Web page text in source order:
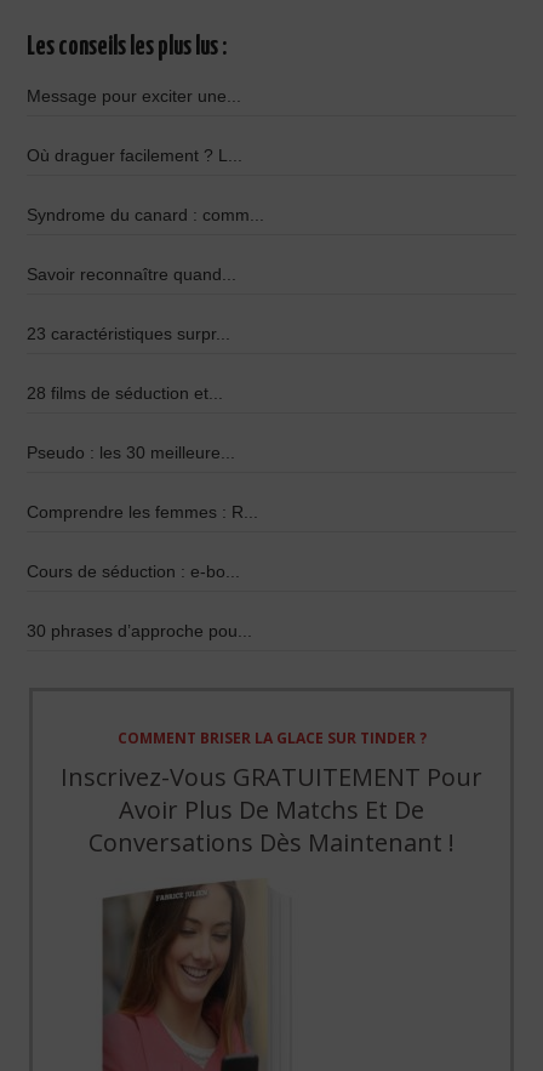
Les conseils les plus lus :
Message pour exciter une...
Où draguer facilement ? L...
Syndrome du canard : comm...
Savoir reconnaître quand...
23 caractéristiques surpr...
28 films de séduction et...
Pseudo : les 30 meilleure...
Comprendre les femmes : R...
Cours de séduction : e-bo...
30 phrases d’approche pou...
COMMENT BRISER LA GLACE SUR TINDER ?
Inscrivez-Vous GRATUITEMENT Pour
Avoir Plus De Matchs Et De
Conversations Dès Maintenant !